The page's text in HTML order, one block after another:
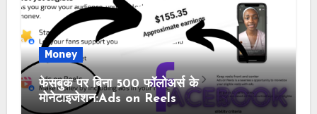
Money
फेसबुक पर बिना 500 फॉलोअर्स के
मोनेटाइजेशन:Ads on Reels